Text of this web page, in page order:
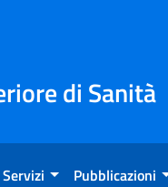
di Sanità
Servizi Pubblicazioni